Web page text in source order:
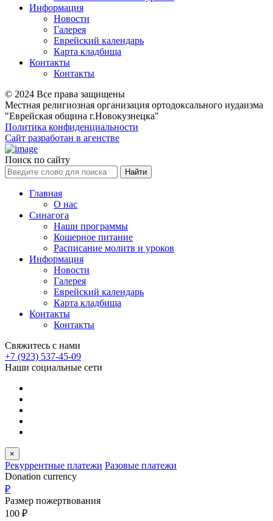
Информация
Новости
Галерея
Еврейский календарь
Карта кладбища
Контакты
Контакты
© 2024 Все права защищены
Местная религиозная организация ортодоксального иудаизма
"Еврейская община г.Новокузнецка"
Политика конфиденциальности
Сайт разработан в агенстве
Поиск по сайту
Главная
О нас
Синагога
Наши программы
Кошерное питание
Расписание молитв и уроков
Информация
Новости
Галерея
Еврейский календарь
Карта кладбища
Контакты
Контакты
Свяжитесь с нами
+7 (923) 537-45-09
Наши социальные сети
×
Рекуррентные платежи Разовые платежи
Donation currency
₽
Размер пожертвования
100 ₽